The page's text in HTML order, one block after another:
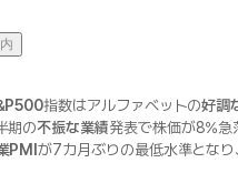
指数はアルファベットの好調
期の不振な業績発表で株価が8%急
PMIが7カ月ぶりの最低水準となり